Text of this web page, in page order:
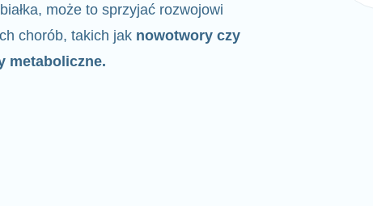
może to sprzyjać rozwojowi
chorób, takich jak nowotwory czy
metaboliczne.